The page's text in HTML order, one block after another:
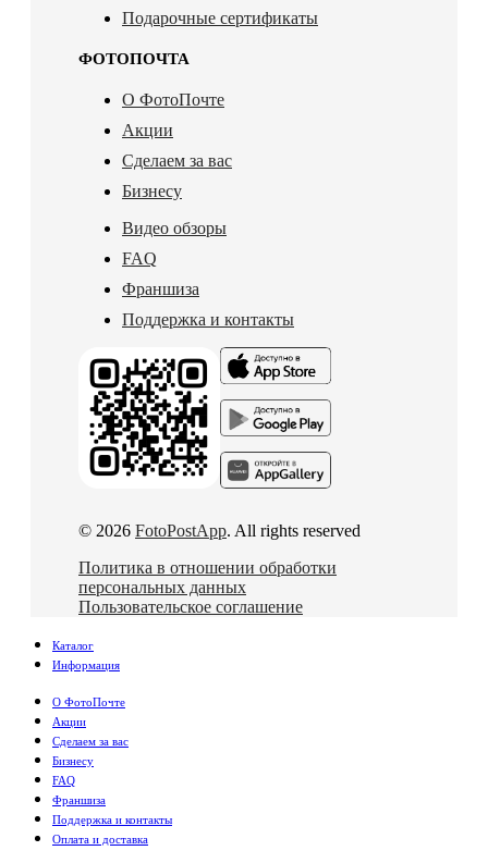
Подарочные сертификаты
ФОТОПОЧТА
О ФотоПочте
Акции
Сделаем за вас
Бизнесу
Видео обзоры
FAQ
Франшиза
Поддержка и контакты
© 2026 FotoPostApp. All rights reserved
Политика в отношении обработки
персональных данных
Пользовательское соглашение
Каталог
Информация
О ФотоПочте
Акции
Сделаем за вас
Бизнесу
FAQ
Франшиза
Поддержка и контакты
Оплата и доставка